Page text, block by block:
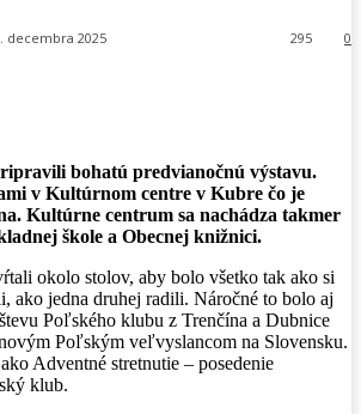
decembra 2025 0
295
bohatú predvianočnú výstavu.
v Kultúrnom centre v Kubre čo je
Kultúrne centrum sa nachádza takmer
škole a Obecnej knižnici.
okolo stolov, aby bolo všetko tak ako si
ako jedna druhej radili. Náročné to bolo aj
Poľského klubu z Trenčína a Dubnice
Poľským veľvyslancom na Slovensku.
Adventné stretnutie – posedenie
klub.